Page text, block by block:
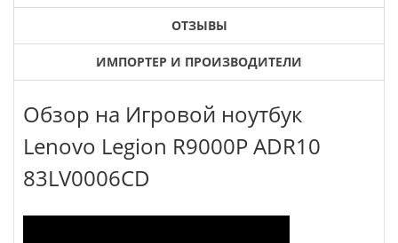
ОТЗЫВЫ
ИМПОРТЕР И ПРОИЗВОДИТЕЛИ
Обзор на Игровой ноутбук
Lenovo Legion R9000P ADR10
83LV0006CD